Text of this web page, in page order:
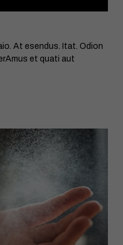
At esendus. Itat. Odion
et quati aut